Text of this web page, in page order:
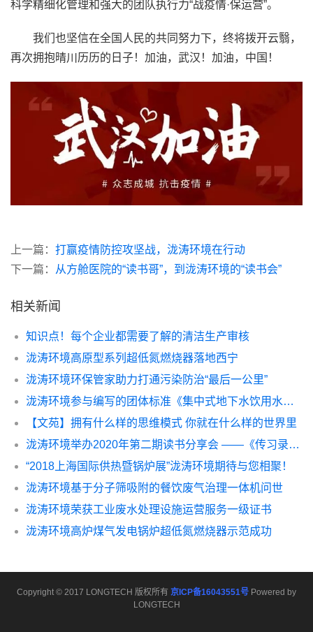
再次拥抱晴川历历的日子！加油，武汉！加油，中国！
下一篇： 从方舱医院的“读书哥”，到泷涛环境的“读书会”
泷涛环境高原型系列超低氮燃烧器落地西宁
泷涛环境环保管家助力打通污染防治“最后一公里”
【文苑】拥有什么样的思维模式 你就在什么样的世界里
泷涛环境举办2020年第二期读书分享会 ——《传习录》与阳明心学
“2018上海国际供热暨锅炉展”泷涛环境期待与您相聚！
泷涛环境基于分子筛吸附的餐饮废气治理一体机问世
泷涛环境荣获工业废水处理设施运营服务一级证书
泷涛环境高炉煤气发电锅炉超低氮燃烧器示范成功
LONGTECH